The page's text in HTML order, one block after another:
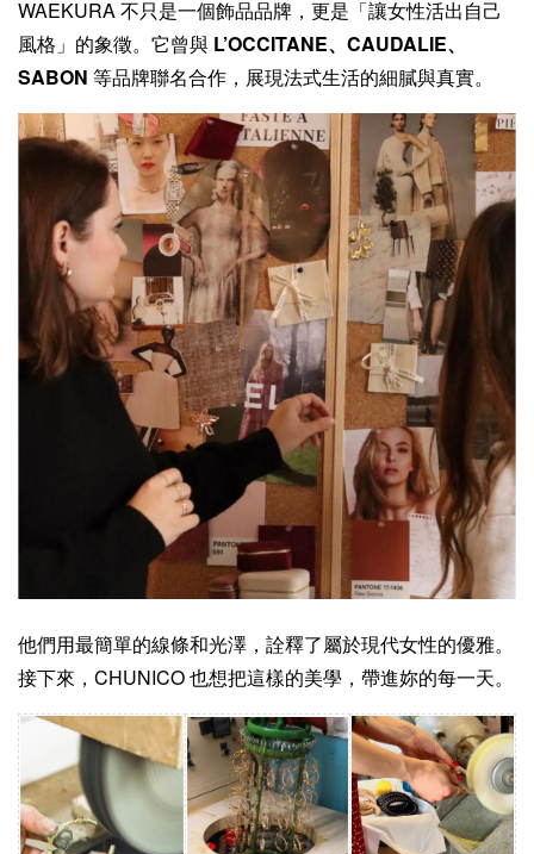
WAEKURA 不只是一個飾品品牌，更是「讓女性活出自己
風格」的象徵。它曾與 L’OCCITANE、CAUDALIE、
SABON 等品牌聯名合作，展現法式生活的細膩與真實。
他們用最簡單的線條和光澤，詮釋了屬於現代女性的優雅。
接下來，CHUNICO 也想把這樣的美學，帶進妳的每一天。